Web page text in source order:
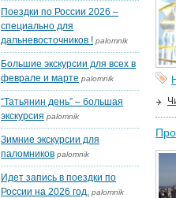
Поездки по России 2026 –
специально для
дальневосточников ! palomnik
Большие экскурсии для всех в
феврале и марте palomnik
“Татьянин день” – большая
экскурсия palomnik
Зимние экскурсии для
паломников palomnik
Идет запись в поездки по
России на 2026 год. palomnik